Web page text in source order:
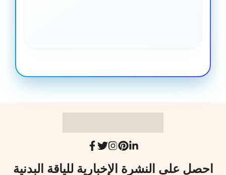
احصل على النشرة الإخبارية للياقة البدنية